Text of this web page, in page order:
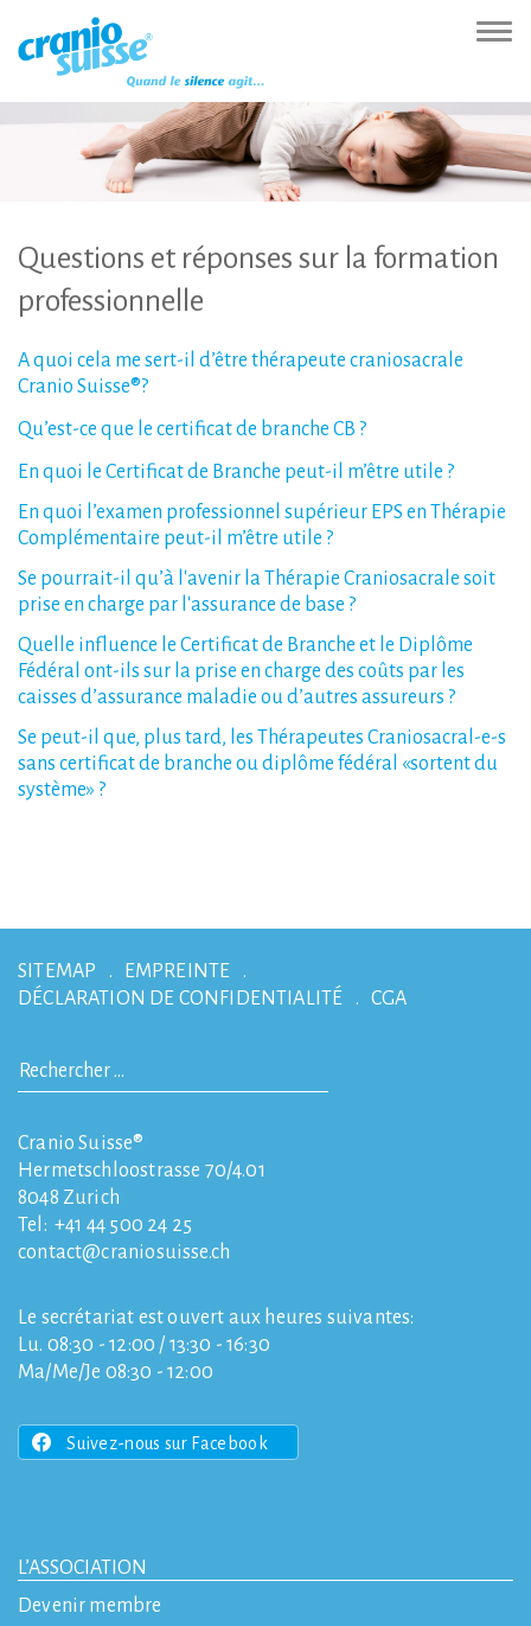
(Accesskey
Hauptnavigation
(Accesskey
Inhalt
(Accesskey
Sprachumschaltung
(Accesskey
Questions et réponses sur la formation
professionnelle
Aquoi cela me sert-il d’être thérapeute craniosacrale
Cranio Suisse®?
Qu’est-ce que le certificatde branche CB ?
En quoi le Certificatde Branche peut-il m’être utile ?
En quoi l’examen professionnel supérieur EPS en Thérapie
Complémentaire peut-il m’être utile ?
Se pourrait-il qu’à l'avenir laThérapie Craniosacrale soit
prise en charge par l'assurance de base ?
Quelle influence le Certificatde Branche et le Diplôme
Fédéral ont-ils sur la prise en charge des coûts par les
caisses d’assurance maladie oud’autres assureurs ?
Se peut-il que, plus tard, les Thérapeutes Craniosacral-e-s
sans certificatde branche oudiplôme fédéral «sortentdu
système» ?
SITEMAP
EMPREINTE
DÉCLARATION DE CONFIDENTIALITÉ
CGA
Cranio Suisse®
Hermetschloostrasse 70/4.01
8048 Zurich
Tel: +41 44 500 24 25
contact
craniosuisse.ch
Le secrétariat est ouvert aux heures suivantes:
Lu. 08:30 - 12:00 / 13:30 - 16:30
Ma/Me/Je 08:30 - 12:00
Suivez-nous sur Facebook
L’ASSOCIATION
Devenir membre